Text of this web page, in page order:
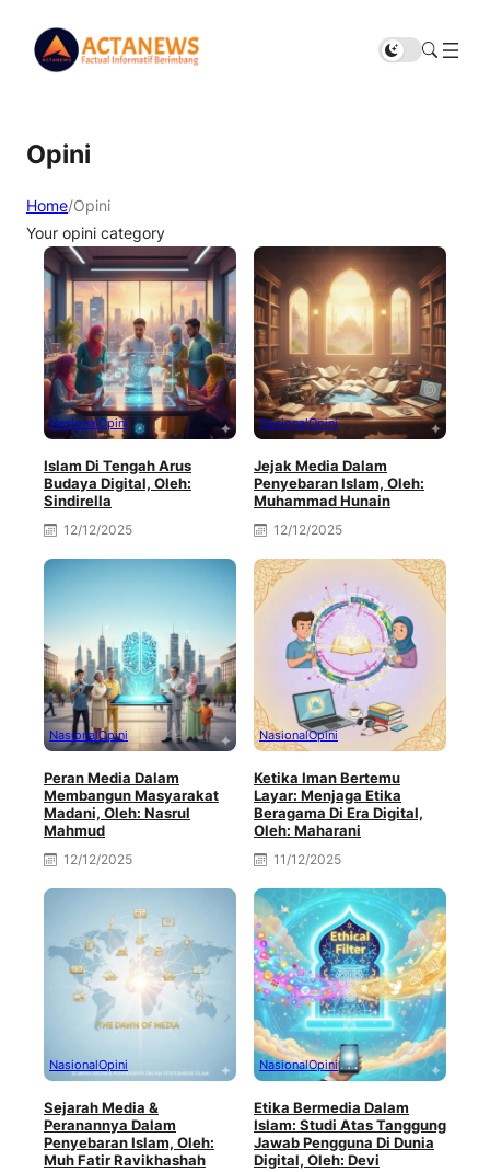
Opini
Home/Opini
Your opini category
NasionalOpini
Islam Di Tengah Arus
Budaya Digital, Oleh:
Sindirella
12/12/2025
NasionalOpini
Jejak Media Dalam
Penyebaran Islam, Oleh:
Muhammad Hunain
12/12/2025
NasionalOpini
Peran Media Dalam
Membangun Masyarakat
Madani, Oleh: Nasrul
Mahmud
12/12/2025
NasionalOpini
Ketika Iman Bertemu
Layar: Menjaga Etika
Beragama Di Era Digital,
Oleh: Maharani
11/12/2025
NasionalOpini
Sejarah Media &
Peranannya Dalam
Penyebaran Islam, Oleh:
Muh Fatir Ravikhashah
NasionalOpini
Etika Bermedia Dalam
Islam: Studi Atas Tanggung
Jawab Pengguna Di Dunia
Digital, Oleh: Devi